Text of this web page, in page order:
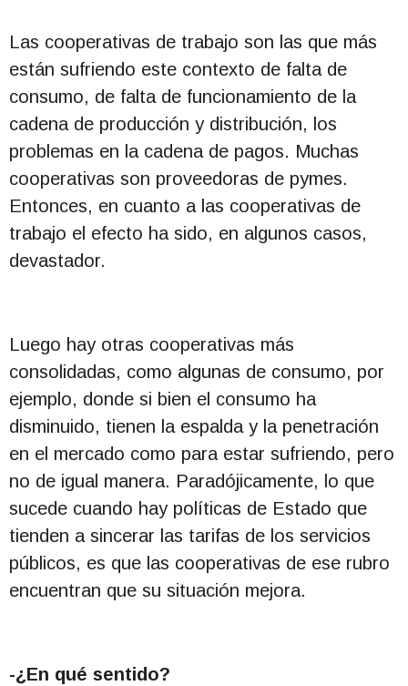
Las cooperativas de trabajo son las que más
están sufriendo este contexto de falta de
consumo, de falta de funcionamiento de la
cadena de producción y distribución, los
problemas en la cadena de pagos. Muchas
cooperativas son proveedoras de pymes.
Entonces, en cuanto a las cooperativas de
trabajo el efecto ha sido, en algunos casos,
devastador.
Luego hay otras cooperativas más
consolidadas, como algunas de consumo, por
ejemplo, donde si bien el consumo ha
disminuido, tienen la espalda y la penetración
en el mercado como para estar sufriendo, pero
no de igual manera. Paradójicamente, lo que
sucede cuando hay políticas de Estado que
tienden a sincerar las tarifas de los servicios
públicos, es que las cooperativas de ese rubro
encuentran que su situación mejora.
-¿En qué sentido?